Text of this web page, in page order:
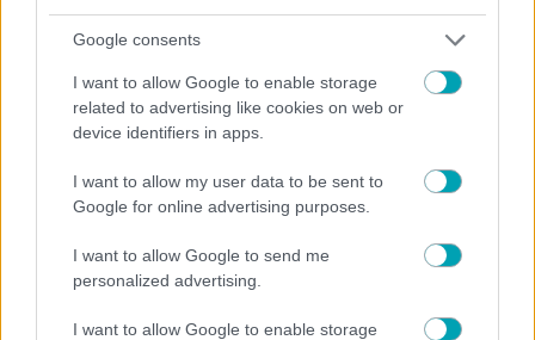
Google consents
I want to allow Google to enable storage
related to advertising like cookies on web or
device identifiers in apps.
I want to allow my user data to be sent to
Google for online advertising purposes.
I want to allow Google to send me
personalized advertising.
I want to allow Google to enable storage
Ο Στέφανος Κασσελάκης αποκαλύπτει το όνειρό
του για οικογένεια με τον Τάιλερ – «Θέλω τα παιδιά